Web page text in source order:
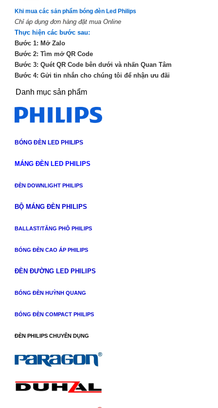
Khi mua các sản phẩm bóng đèn Led Philips
Chỉ áp dụng đơn hàng đặt mua Online
Thực hiện các bước sau:
Bước 1: Mở Zalo
Bước 2: Tìm mở QR Code
Bước 3: Quét QR Code bên dưới và nhấn Quan Tâm
Bước 4: Gửi tin nhắn cho chúng tôi để nhận ưu đãi
Danh mục sản phẩm
BÓNG ĐÈN LED PHILIPS
MÁNG ĐÈN LED PHILIPS
ĐÈN DOWNLIGHT PHILIPS
BỘ MÁNG ĐÈN PHILIPS
BALLAST/TĂNG PHÔ PHILIPS
BÓNG ĐÈN CAO ÁP PHILIPS
ĐÈN ĐƯỜNG LED PHILIPS
BÓNG ĐÈN HUỲNH QUANG
BÓNG ĐÈN COMPACT PHILIPS
ĐÈN PHILIPS CHUYÊN DỤNG